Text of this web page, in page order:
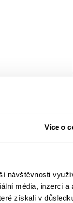
Více o
návštěvnosti
média, inzerci a
získali v